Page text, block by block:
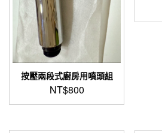
按壓兩段式廚房用噴頭組
NT$800